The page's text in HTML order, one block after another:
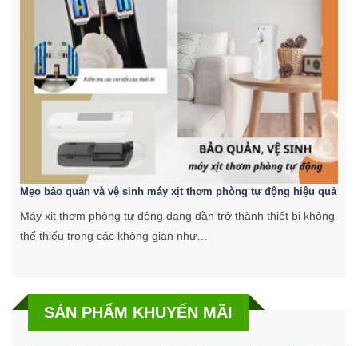
Mẹo bảo quản và vệ sinh máy xịt thơm phòng tự động hiệu quả
Máy xịt thơm phòng tự động đang dần trở thành thiết bị không
thể thiếu trong các không gian như…
SẢN PHẨM KHUYẾN MÃI